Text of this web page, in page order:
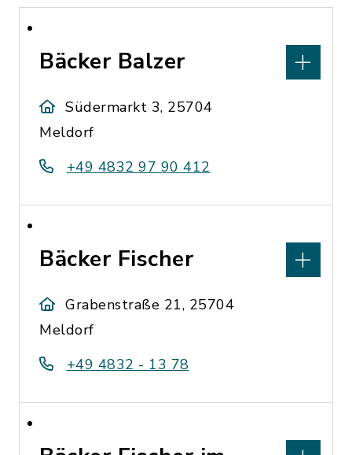
Bäcker Balzer
Südermarkt 3, 25704
Meldorf
+49 4832 97 90 412
Bäcker Fischer
Grabenstraße 21, 25704
Meldorf
+49 4832 - 13 78